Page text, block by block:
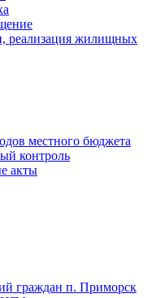
реализация жилищных
местного бюджета
контроль
акты
граждан п. Приморск